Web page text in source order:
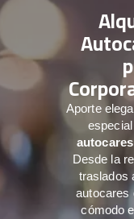
Aporte
Desde la
traslados
autocares
cómodo